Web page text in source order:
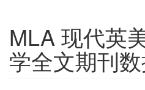
MLA 现代英
学全文期刊